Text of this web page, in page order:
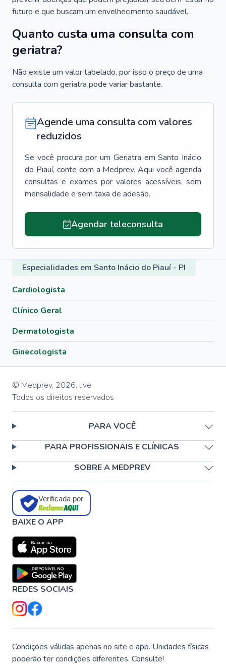
futuro e que buscam um envelhecimento saudável.
Quanto custa uma consulta com
geriatra?
Não existe um valor tabelado, por isso o preço de uma
consulta com geriatra pode variar bastante.
Agende uma consulta com valores
reduzidos
Se você procura por um Geriatra em Santo Inácio
do Piauí, conte com a Medprev. Aqui você agenda
consultas e exames por valores acessíveis, sem
mensalidade e sem taxa de adesão.
Agendar teleconsulta
Especialidades em Santo Inácio do Piauí - PI
Cardiologista
Clínico Geral
Dermatologista
Ginecologista
© Medprev, 2026, live
Todos os direitos reservados
PARA VOCÊ
PARA PROFISSIONAIS E CLÍNICAS
SOBRE A MEDPREV
Verificada por
BAIXE O APP
REDES SOCIAIS
Condições válidas apenas no site e app. Unidades físicas
poderão ter condições diferentes. Consulte!